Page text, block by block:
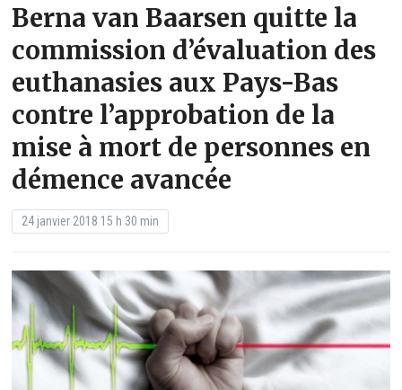
Berna van Baarsen quitte la
commission d’évaluation des
euthanasies aux Pays-Bas
contre l’approbation de la
mise à mort de personnes en
démence avancée
24 janvier 2018 15 h 30 min